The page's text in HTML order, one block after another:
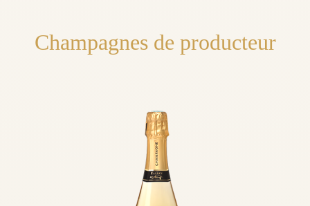
Champagnes de producteur